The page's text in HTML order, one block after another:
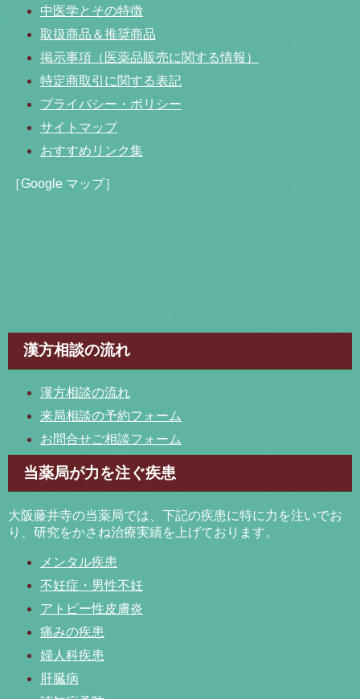
中医学とその特徴
取扱商品＆推奨商品
掲示事項（医薬品販売に関する情報）
特定商取引に関する表記
プライバシー・ポリシー
サイトマップ
おすすめリンク集
［Google マップ］
漢方相談の流れ
漢方相談の流れ
来局相談の予約フォーム
お問合せご相談フォーム
当薬局が力を注ぐ疾患
大阪藤井寺の当薬局では、下記の疾患に特に力を注いでお
り、研究をかさね治療実績を上げております。
メンタル疾患
不妊症・男性不妊
アトピー性皮膚炎
痛みの疾患
婦人科疾患
肝臓病